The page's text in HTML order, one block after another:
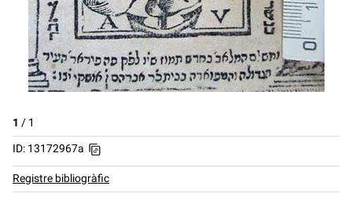
1 / 1
ID: 13172967a
Registre bibliogràfic